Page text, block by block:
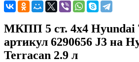
МКПП 5 ст. 4х4 Hyundai
артикул 6290656 J3 на
Terracan 2.9 л